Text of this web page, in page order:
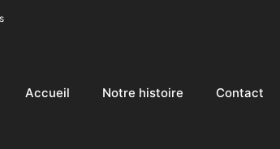
Accueil Notre histoire Contact